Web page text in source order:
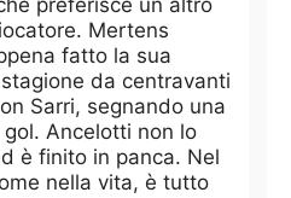
Mertens
fatto la sua
da centravanti
Sarri, segnando una
Ancelotti non lo
è finito in panca. Nel
nella vita, è tutto